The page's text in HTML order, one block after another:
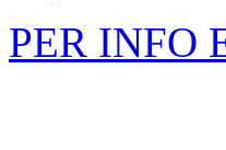
PER INFO